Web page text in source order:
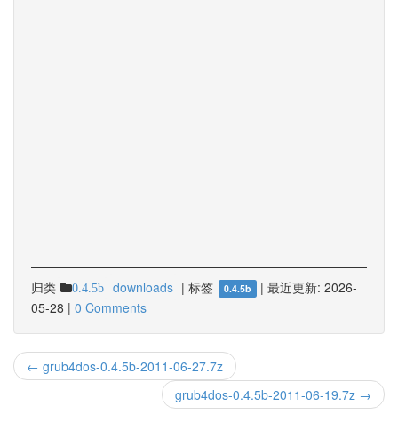
归类 0.4.5b downloads | 标签 0.4.5b | 最近更新: 2026-
05-28 | 0 Comments
← grub4dos-0.4.5b-2011-06-27.7z
grub4dos-0.4.5b-2011-06-19.7z →